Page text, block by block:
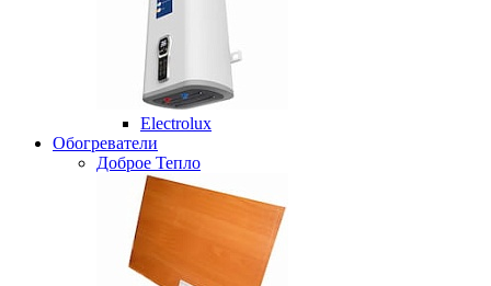
Electrolux
Обогреватели
Доброе Тепло